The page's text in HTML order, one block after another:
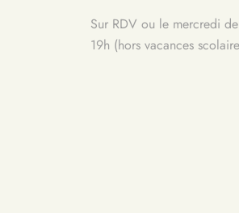
Sur RDV ou le mercredi
19h (hors vacances